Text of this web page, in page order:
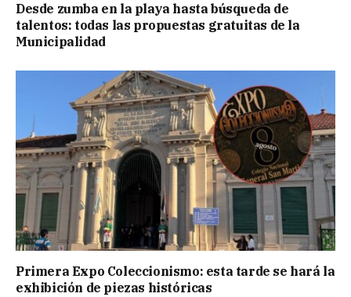
Desde zumba en la playa hasta búsqueda de
talentos: todas las propuestas gratuitas de la
Municipalidad
Primera Expo Coleccionismo: esta tarde se hará la
exhibición de piezas históricas